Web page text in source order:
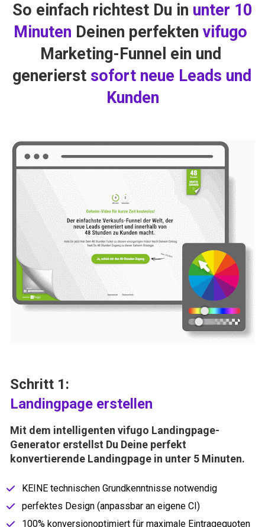
So einfach richtest Du in unter 10
Minuten Deinen perfekten vifugo
Marketing-Funnel ein und
generierst sofort neue Leads und
Kunden
Schritt 1:
Landingpage erstellen
Mit dem intelligenten vifugo Landingpage-
Generator erstellst Du Deine perfekt
konvertierende Landingpage in unter 5 Minuten.
KEINE technischen Grundkenntnisse notwendig
perfektes Design (anpassbar an eigene CI)
100% konversionoptimiert für maximale Eintragequoten